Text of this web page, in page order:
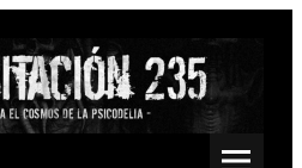
Sludge, Fuzz, Space, Drone